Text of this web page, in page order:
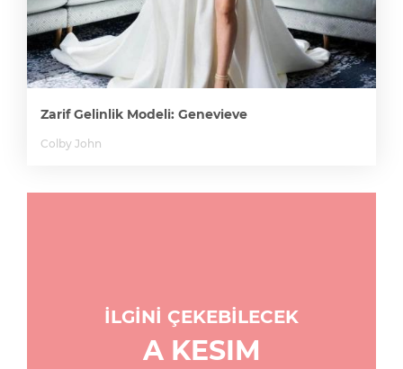
Zarif Gelinlik Modeli: Genevieve
Colby John
İLGİNİ ÇEKEBİLECEK
A KESIM